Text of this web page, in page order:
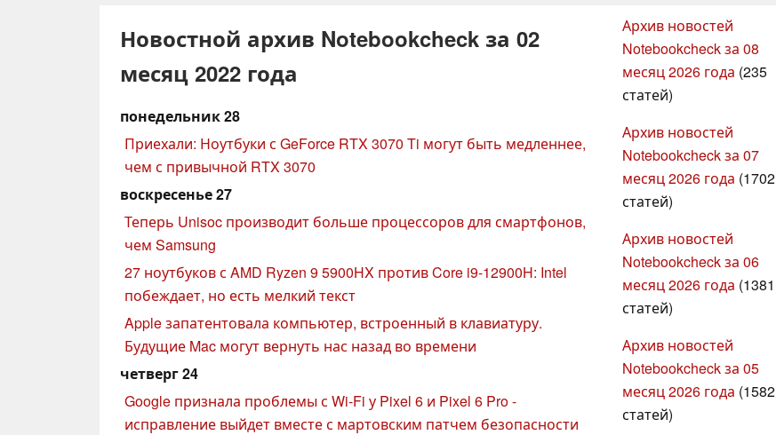
Новостной архив Notebookcheck за 02
месяц 2022 года
понедельник 28
Приехали: Ноутбуки с GeForce RTX 3070 Ti могут быть медленнее,
чем с привычной RTX 3070
воскресенье 27
Теперь Unisoc производит больше процессоров для смартфонов,
чем Samsung
27 ноутбуков с AMD Ryzen 9 5900HX против Core i9-12900H: Intel
побеждает, но есть мелкий текст
Apple запатентовала компьютер, встроенный в клавиатуру.
Будущие Mac могут вернуть нас назад во времени
четверг 24
Google признала проблемы с Wi-Fi у Pixel 6 и Pixel 6 Pro -
исправление выйдет вместе с мартовским патчем безопасности
Архив новостей
Notebookcheck за 08
месяц 2026 года (235
статей)
Архив новостей
Notebookcheck за 07
месяц 2026 года (1702
статей)
Архив новостей
Notebookcheck за 06
месяц 2026 года (1381
статей)
Архив новостей
Notebookcheck за 05
месяц 2026 года (1582
статей)